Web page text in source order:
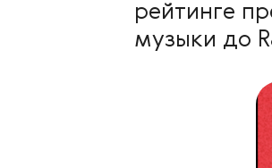
рейтинге
музыки до